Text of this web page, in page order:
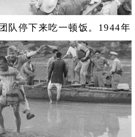
队停下来吃一顿饭。1944年